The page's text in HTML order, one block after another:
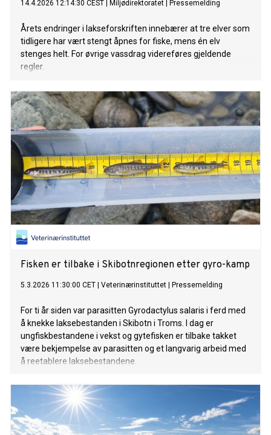
14.4.2026 12:14:30 CEST Miljødirektoratet Pressemelding
Årets endringer i lakseforskriften innebærer at tre elver som
tidligere har vært stengt åpnes for fiske, mens én elv
stenges helt. For øvrige vassdrag videreføres gjeldende
regler.
Fisken er tilbake i Skibotnregionen etter gyro-kamp
5.3.2026 11:30:00 CET Veterinærinstituttet Pressemelding
For ti år siden var parasitten Gyrodactylus salaris i ferd med
å knekke laksebestanden i Skibotn i Troms. I dag er
ungfiskbestandene i vekst og gytefisken er tilbake takket
være bekjempelse av parasitten og et langvarig arbeid med
å reetablere laksebestandene.